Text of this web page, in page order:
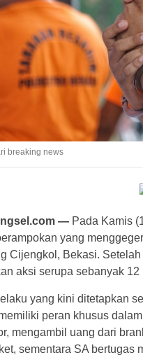
breaking news
— Pada Kamis
yang
Cijengkol, Bekasi.
aksi serupa sebanyak
yang kini ditetapkan
peran khusus
mengambil uang dari
sementara SA bertugas